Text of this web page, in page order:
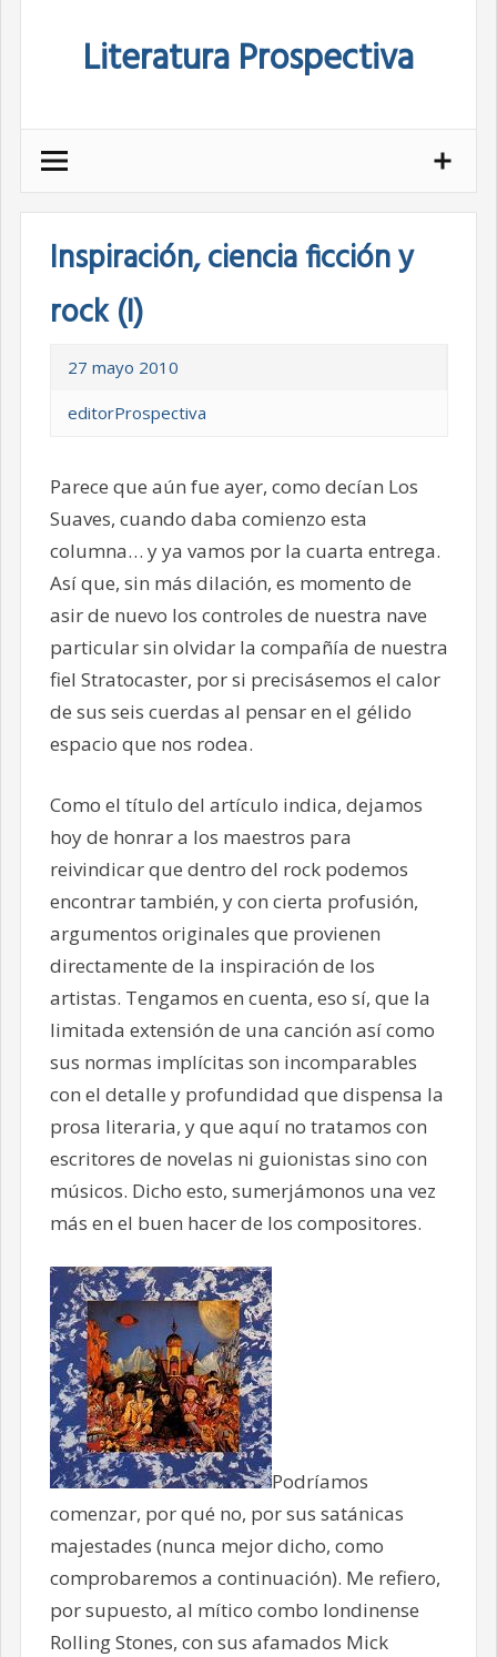
Literatura Prospectiva
Inspiración, ciencia ficción y
rock (I)
27 mayo 2010
editorProspectiva
Parece que aún fue ayer, como decían Los
Suaves, cuando daba comienzo esta
columna… y ya vamos por la cuarta entrega.
Así que, sin más dilación, es momento de
asir de nuevo los controles de nuestra nave
particular sin olvidar la compañía de nuestra
fiel Stratocaster, por si precisásemos el calor
de sus seis cuerdas al pensar en el gélido
espacio que nos rodea.
Como el título del artículo indica, dejamos
hoy de honrar a los maestros para
reivindicar que dentro del rock podemos
encontrar también, y con cierta profusión,
argumentos originales que provienen
directamente de la inspiración de los
artistas. Tengamos en cuenta, eso sí, que la
limitada extensión de una canción así como
sus normas implícitas son incomparables
con el detalle y profundidad que dispensa la
prosa literaria, y que aquí no tratamos con
escritores de novelas ni guionistas sino con
músicos. Dicho esto, sumerjámonos una vez
más en el buen hacer de los compositores.
Podríamos
comenzar, por qué no, por sus satánicas
majestades (nunca mejor dicho, como
comprobaremos a continuación). Me refiero,
por supuesto, al mítico combo londinense
Rolling Stones, con sus afamados Mick